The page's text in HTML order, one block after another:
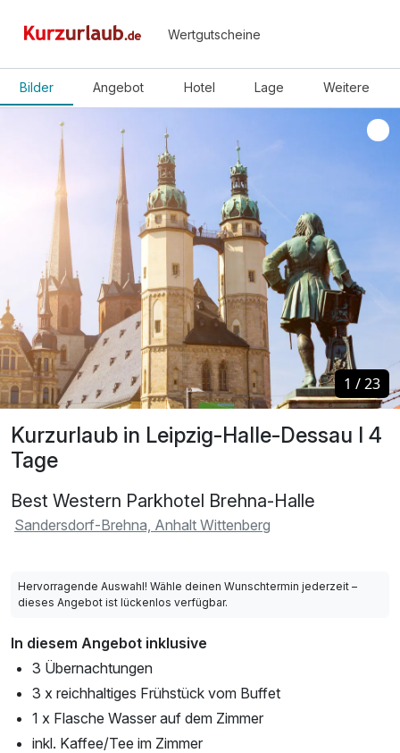
Wertgutscheine
Bilder Angebot Hotel Lage Weitere
Kurzurlaub in Leipzig-Halle-Dessau I 4
Tage
Best Western Parkhotel Brehna-Halle
Sandersdorf-Brehna, Anhalt Wittenberg
1 /23
1 /23
Hervorragende Auswahl! Wähle deinen Wunschtermin jederzeit –
dieses Angebot ist lückenlos verfügbar.
In diesem Angebot inklusive
3 Übernachtungen
3 x reichhaltiges Frühstück vom Buffet
1 x Flasche Wasser auf dem Zimmer
inkl. Kaffee/Tee im Zimmer